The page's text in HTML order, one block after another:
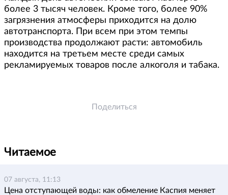
более 3 тысяч человек. Кроме того, более 90%
загрязнения атмосферы приходится на долю
автотранспорта. При всем при этом темпы
производства продолжают расти: автомобиль
находится на третьем месте среди самых
рекламируемых товаров после алкоголя и табака.
Поделиться
Читаемое
07 августа, 11:13
Цена отступающей воды: как обмеление Каспия меняет